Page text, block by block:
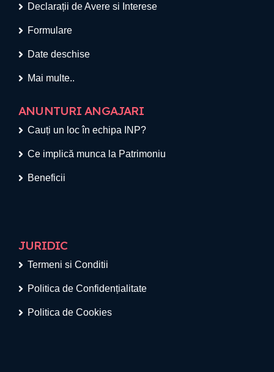
Declarații de Avere si Interese
Formulare
Date deschise
Mai multe..
ANUNTURI ANGAJARI
Cauți un loc în echipa INP?
Ce implică munca la Patrimoniu
Beneficii
JURIDIC
Termeni si Conditii
Politica de Confidențialitate
Politica de Cookies